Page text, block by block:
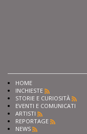
HOME
INCHIESTE
STORIE E CURIOSITÀ
EVENTI E COMUNICATI
ARTISTI
REPORTAGE
NEWS